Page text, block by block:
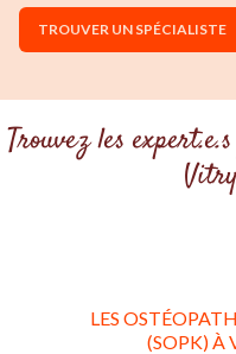
TROUVER UN SPÉCIALISTE
Trouvez les
LES
(SOPK) À